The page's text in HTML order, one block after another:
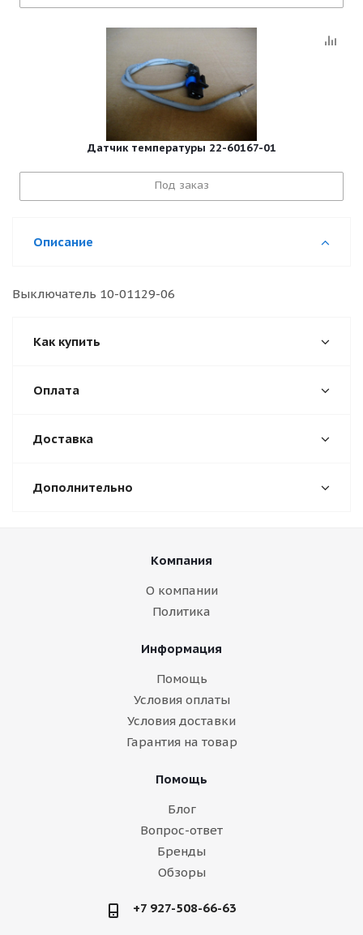
Датчик температуры 22-60167-01
Под заказ
Описание
Выключатель 10-01129-06
Как купить
Оплата
Доставка
Дополнительно
Компания
О компании
Политика
Информация
Помощь
Условия оплаты
Условия доставки
Гарантия на товар
Помощь
Блог
Вопрос-ответ
Бренды
Обзоры
+7 927-508-66-63